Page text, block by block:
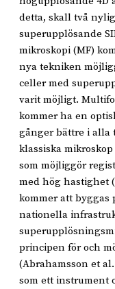
detta, skall två
superupplösande
mikroskopi (MF)
nya tekniken
celler med
varit möjligt.
kommer ha en
gånger bättre i alla
klassiska
som möjliggör
med hög hastighet
kommer att byggas
nationella
principen för och
(Abrahamsson et
som ett instrument